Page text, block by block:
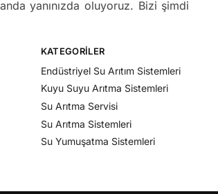
yanınızda oluyoruz. Bizi şimdi
KATEGORILER
Endüstriyel Su Arıtım Sistemleri
Kuyu Suyu Arıtma Sistemleri
Su Arıtma Servisi
Su Arıtma Sistemleri
Su Yumuşatma Sistemleri